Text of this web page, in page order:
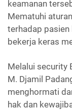
keamanan
Mematuhi
terhadap pasien
bekerja keras
Melalui security
M. Djamil
menghormati
hak dan